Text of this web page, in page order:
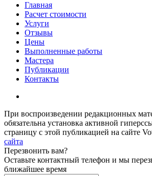
Главная
Расчет стоимости
Услуги
Отзывы
Цены
Выполненные работы
Мастера
Публикации
Контакты
При воспроизведении редакционных
обязательна установка активной
страницу с этой публикацией на сайте
сайта
Перезвонить вам?
Оставьте контактный телефон и мы
ближайшее время